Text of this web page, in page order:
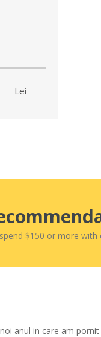
Lei
$150 or more with
anul in care am pornit